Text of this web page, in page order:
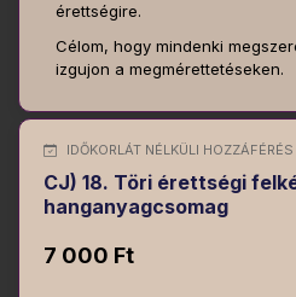
érettségire.
Célom, hogy mindenki
izgujon a megmérettetéseken.
IDŐKORLÁT NÉLKÜLI HOZZÁFÉRÉS
CJ) 18. Töri érettségi
hanganyagcsomag
7 000 Ft